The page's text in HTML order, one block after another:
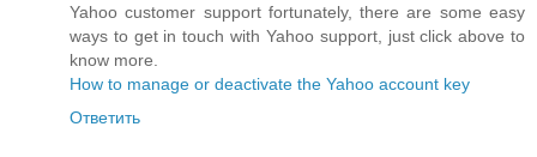
Yahoo customer support fortunately, there are some easy
ways to get in touch with Yahoo support, just click above to
know more.
How to manage or deactivate the Yahoo account key
Ответить